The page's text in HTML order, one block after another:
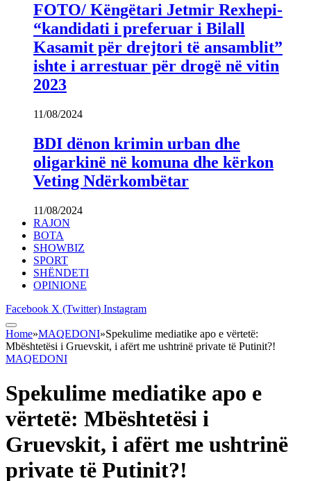
FOTO/ Këngëtari Jetmir Rexhepi-
“kandidati i preferuar i Bilall
Kasamit për drejtori të ansamblit”
ishte i arrestuar për drogë në vitin
2023
11/08/2024
BDI dënon krimin urban dhe
oligarkinë në komuna dhe kërkon
Veting Ndërkombëtar
11/08/2024
RAJON
BOTA
SHOWBIZ
SPORT
SHËNDETI
OPINIONE
Facebook X (Twitter) Instagram
Home»MAQEDONI»Spekulime mediatike apo e vërtetë:
Mbështetësi i Gruevskit, i afërt me ushtrinë private të Putinit?!
MAQEDONI
Spekulime mediatike apo e
vërtetë: Mbështetësi i
Gruevskit, i afërt me ushtrinë
private të Putinit?!